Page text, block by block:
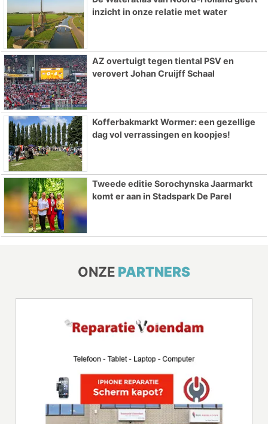
inzicht in onze relatie met water
AZ overtuigt tegen tiental PSV en
verovert Johan Cruijff Schaal
Kofferbakmarkt Wormer: een gezellige
dag vol verrassingen en koopjes!
Tweede editie Sorochynska Jaarmarkt
komt er aan in Stadspark De Parel
ONZE PARTNERS